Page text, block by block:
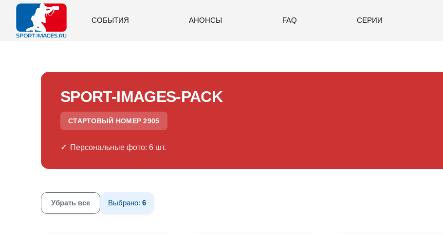
СОБЫТИЯ АНОНСЫ FAQ СЕРИИ
SPORT-IMAGES-PACK
СТАРТОВЫЙ НОМЕР 2905
Персональные фото: 6 шт.
Убрать все Выбрано: 6